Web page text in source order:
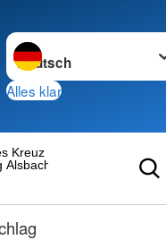
Sprache wechseln zu
Alles klar
Alsbach
Kreuz